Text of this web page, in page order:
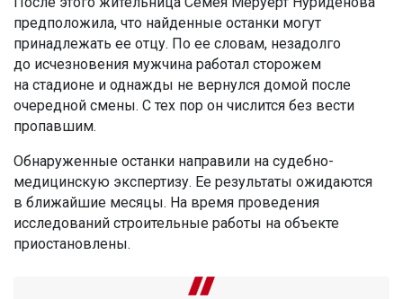
предположила, что найденные останки могут
принадлежать ее отцу. По ее словам, незадолго
до исчезновения мужчина работал сторожем
на стадионе и однажды не вернулся домой после
очередной смены. С тех пор он числится без вести
пропавшим.
Обнаруженные останки направили на судебно-
медицинскую экспертизу. Ее результаты ожидаются
в ближайшие месяцы. На время проведения
исследований строительные работы на объекте
приостановлены.